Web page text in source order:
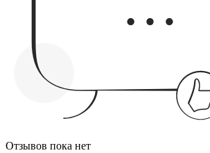
Отзывов пока нет